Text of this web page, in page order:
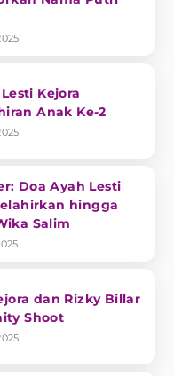
Kejora
Anak Ke-2
Doa Ayah Lesti
hingga
Salim
dan Rizky Billar
Shoot